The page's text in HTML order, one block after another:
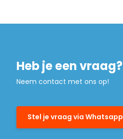
Heb je een vraag?
Neem contact met ons op!
Stel je vraag via Whatsapp